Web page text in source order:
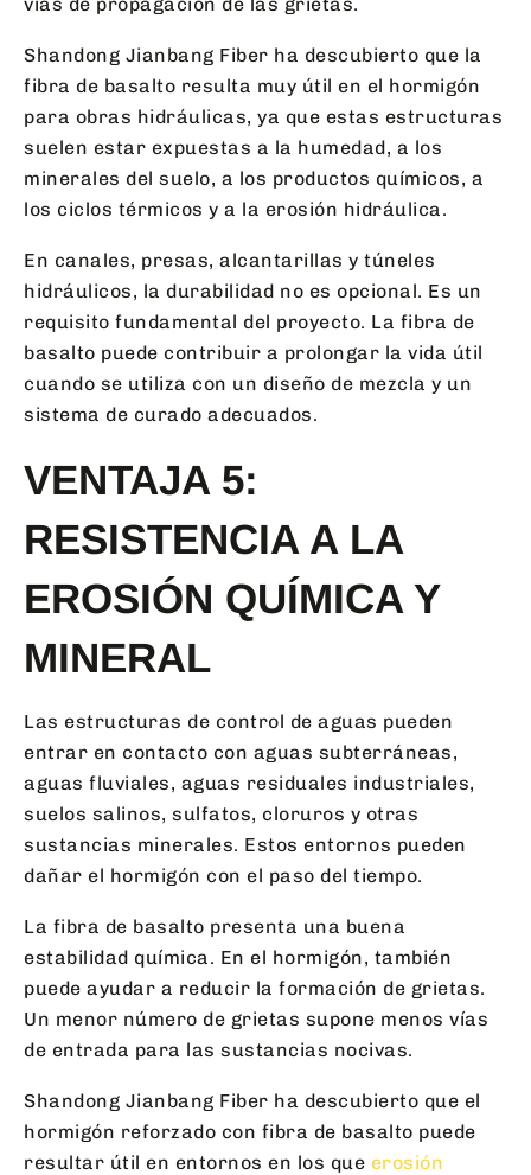
Shandong Jianbang Fiber ha descubierto que la
fibra de basalto resulta muy útil en el hormigón
para obras hidráulicas, ya que estas estructuras
suelen estar expuestas a la humedad, a los
minerales del suelo, a los productos químicos, a
los ciclos térmicos y a la erosión hidráulica.
En canales, presas, alcantarillas y túneles
hidráulicos, la durabilidad no es opcional. Es un
requisito fundamental del proyecto. La fibra de
basalto puede contribuir a prolongar la vida útil
cuando se utiliza con un diseño de mezcla y un
sistema de curado adecuados.
VENTAJA 5:
RESISTENCIA A LA
EROSIÓN QUÍMICA Y
MINERAL
Las estructuras de control de aguas pueden
entrar en contacto con aguas subterráneas,
aguas fluviales, aguas residuales industriales,
suelos salinos, sulfatos, cloruros y otras
sustancias minerales. Estos entornos pueden
dañar el hormigón con el paso del tiempo.
La fibra de basalto presenta una buena
estabilidad química. En el hormigón, también
puede ayudar a reducir la formación de grietas.
Un menor número de grietas supone menos vías
de entrada para las sustancias nocivas.
Shandong Jianbang Fiber ha descubierto que el
hormigón reforzado con fibra de basalto puede
resultar útil en entornos en los que erosión